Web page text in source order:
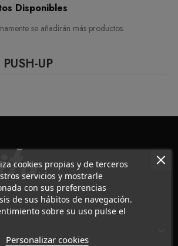
PUSH-UP
Disponibles
se añadirán más productos.
cookies propias y de terceros
servicios y mostrarle
con sus preferencias
de sus hábitos de navegación.
sobre su uso pulse el
Personalizar cookies